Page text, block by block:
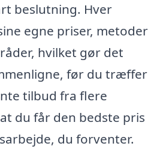
beslutning. Hver
egne priser, metoder
hvilket gør det
før du træffer
tilbud fra flere
du får den bedste pris
du forventer.